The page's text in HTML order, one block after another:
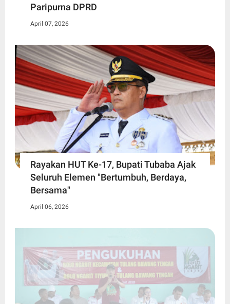
Paripurna DPRD
April 07, 2026
Rayakan HUT Ke-17, Bupati Tubaba Ajak
Seluruh Elemen "Bertumbuh, Berdaya,
Bersama"
April 06, 2026